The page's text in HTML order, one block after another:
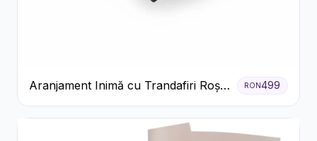
Aranjament Inimă cu Trandafiri Roșii
și Floarea Miresei
RON499